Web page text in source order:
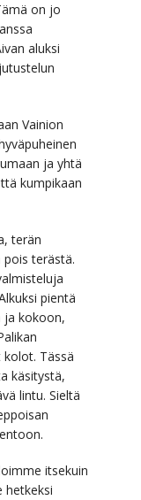
on jo
aluksi
Vainion
ja yhtä
kumpikaan
terän
terästä.
pientä
ja kokoon,
Tässä
käsitystä,
lintu. Sieltä
itsekuin
hetkeksi